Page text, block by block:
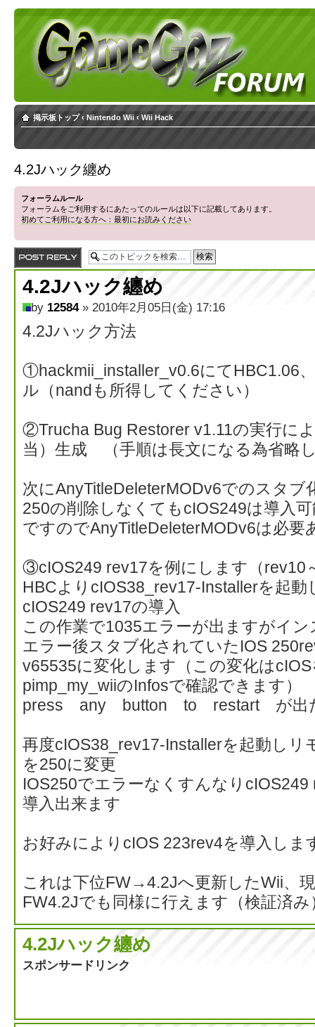
掲示板トップ ‹ Nintendo Wii ‹ Wii Hack
4.2Jハック纏め
フォーラムルール
フォーラムをご利用するにあたってのルールは以下に記載してあります。
初めてご利用になる方へ：最初にお読みください
4.2Jハック纏め
by 12584» 2010年2月05日(金) 17:16
4.2Jハック方法
①hackmii_installer_v0.6にてHBC1.06
ル（nandも所得してください）
②Trucha Bug Restorer v1.11の実行に
当）生成 （手順は長文になる為省略
次にAnyTitleDeleterMODv6でのスタブ
250の削除しなくてもcIOS249は導入
ですのでAnyTitleDeleterMODv6は必要
③cIOS249 rev17を例にします（rev10
HBCよりcIOS38_rev17-Installerを起動
cIOS249 rev17の導入
この作業で1035エラーが出ますがイ
エラー後スタブ化されていたIOS
v65535に変化します（この変化は
pimp_my_wiiのInfosで確認できます）
press any button to restart が出
再度cIOS38_rev17-Installerを起動し
を250に変更
IOS250でエラーなくすんなり
導入出来ます
お好みによりcIOS 223rev4を導入しま
これは下位FW→4.2Jへ更新したWii、
FW4.2Jでも同様に行えます（検証済み
4.2Jハック纏め
スポンサードリンク